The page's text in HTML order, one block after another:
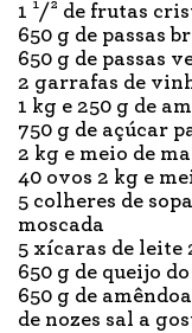
1 ¹/² de frutas
650 g de passas
650 g de passas
2 garrafas de
1 kg e 250 g de
750 g de açúcar
2 kg e meio de
40 ovos 2 kg e
5 colheres de
moscada
5 xícaras de leite
650 g de queijo
650 g de
de nozes sal a